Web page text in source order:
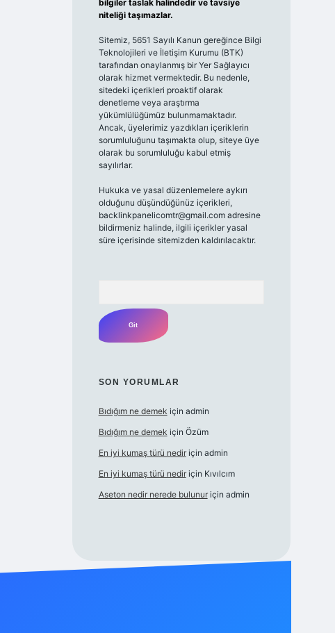
bilgiler taslak halindedir ve tavsiye
niteliği taşımazlar.
Sitemiz, 5651 Sayılı Kanun gereğince Bilgi
Teknolojileri ve İletişim Kurumu (BTK)
tarafından onaylanmış bir Yer Sağlayıcı
olarak hizmet vermektedir. Bu nedenle,
sitedeki içerikleri proaktif olarak
denetleme veya araştırma
yükümlülüğümüz bulunmamaktadır.
Ancak, üyelerimiz yazdıkları içeriklerin
sorumluluğunu taşımakta olup, siteye üye
olarak bu sorumluluğu kabul etmiş
sayılırlar.
Hukuka ve yasal düzenlemelere aykırı
olduğunu düşündüğünüz içerikleri,
backlinkpanelicomtr@gmail.comadresine
bildirmeniz halinde, ilgili içerikler yasal
süre içerisinde sitemizden kaldırılacaktır.
SON YORUMLAR
Bıdığım ne demek için admin
Bıdığım ne demek için Özüm
En iyi kumaş türü nediriçin admin
En iyi kumaş türü nediriçin Kıvılcım
Aseton nedir nerede bulunuriçin admin